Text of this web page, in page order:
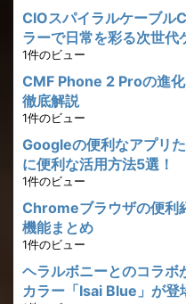
CIOスパイラルケーブル
ラーで日常を彩る次世代
1件のビュー
CMF Phone 2 Proの進
徹底解説
1件のビュー
Googleの便利なアプリ
に便利な活用方法5選！
1件のビュー
Chromeブラウザの便利
機能まとめ
1件のビュー
ヘラルボニーとのコラ
カラー「Isai Blue」が登